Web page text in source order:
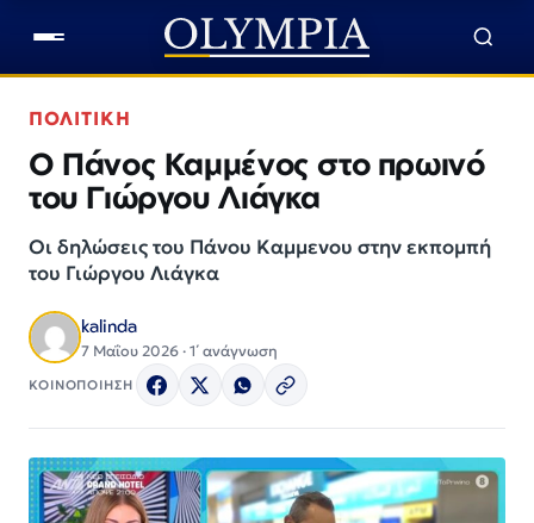
ΠΟΛΙΤΙΚΗ
Ο Πάνος Καμμένος στο πρωινό
του Γιώργου Λιάγκα
Οι δηλώσεις του Πάνου Καμμενου στην εκπομπή
του Γιώργου Λιάγκα
kalinda
7 Μαΐου 2026 · 1΄ ανάγνωση
ΚΟΙΝΟΠΟΙΗΣΗ